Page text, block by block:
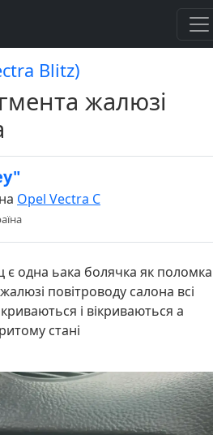
Blitz)
жалюзі
Opel Vectra C
є одна ьака болячка як поломка
повітроводу салона всі
і вікриваються а
стані